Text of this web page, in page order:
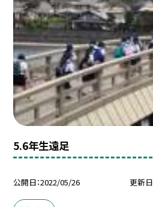
5.6年生遠足
公開日 2022/05/26 更新日